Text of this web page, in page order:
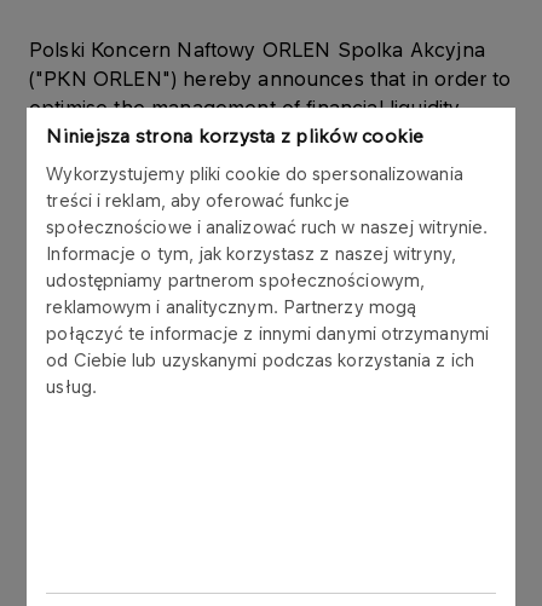
Niniejsza strona korzysta z plików cookie
Wykorzystujemy pliki cookie do spersonalizowania
treści i reklam, aby oferować funkcje
społecznościowe i analizować ruch w naszej witrynie.
Informacje o tym, jak korzystasz z naszej witryny,
udostępniamy partnerom społecznościowym,
reklamowym i analitycznym. Partnerzy mogą
połączyć te informacje z innymi danymi otrzymanymi
od Ciebie lub uzyskanymi podczas korzystania z ich
usług.
Polski Koncern Naftowy ORLEN Spolka Akcyjna
("PKN ORLEN") hereby announces that in order to
optimise the management of financial liquidity
within the ORLEN Capital Group, on 31 May 2012
PKN ORLEN issued short term bonds to its
subsidiary, ORLEN Ksiegowosc Sp. z o.o. (“ORLEN
Ksiegowosc”). The bonds were issued in
accordance with the Bond Issue Programme
signed by PKN ORLEN and a syndicate of 6 banks
in November 2006.
The bonds are used for managing the working
capital of ORLEN Capital Group.
securities. The redemption of the bonds will be at